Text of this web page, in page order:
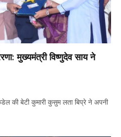
मुख्यमंत्री विष्णुदेव साय ने
की बेटी कुमारी कुसुम लता बिप्रे ने अपनी